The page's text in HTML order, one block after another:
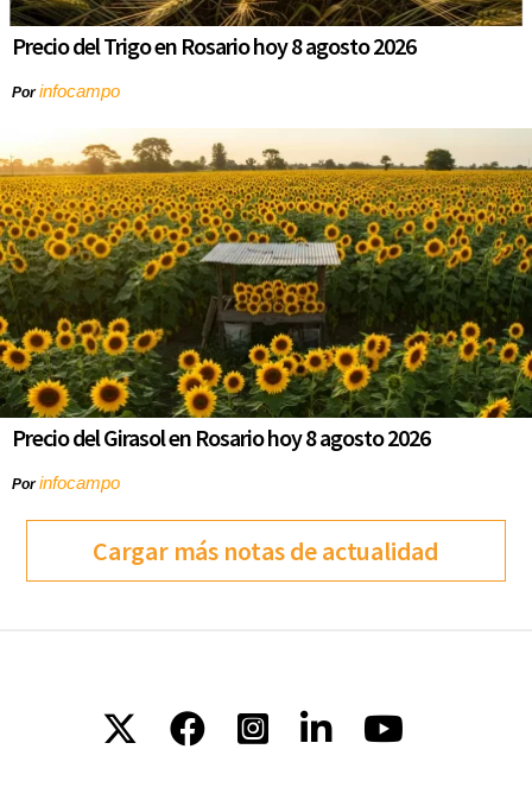
Precio del Trigo en Rosario hoy 8 agosto 2026
Porinfocampo
Precio del Girasol en Rosario hoy 8 agosto 2026
Porinfocampo
Cargar más notas de actualidad